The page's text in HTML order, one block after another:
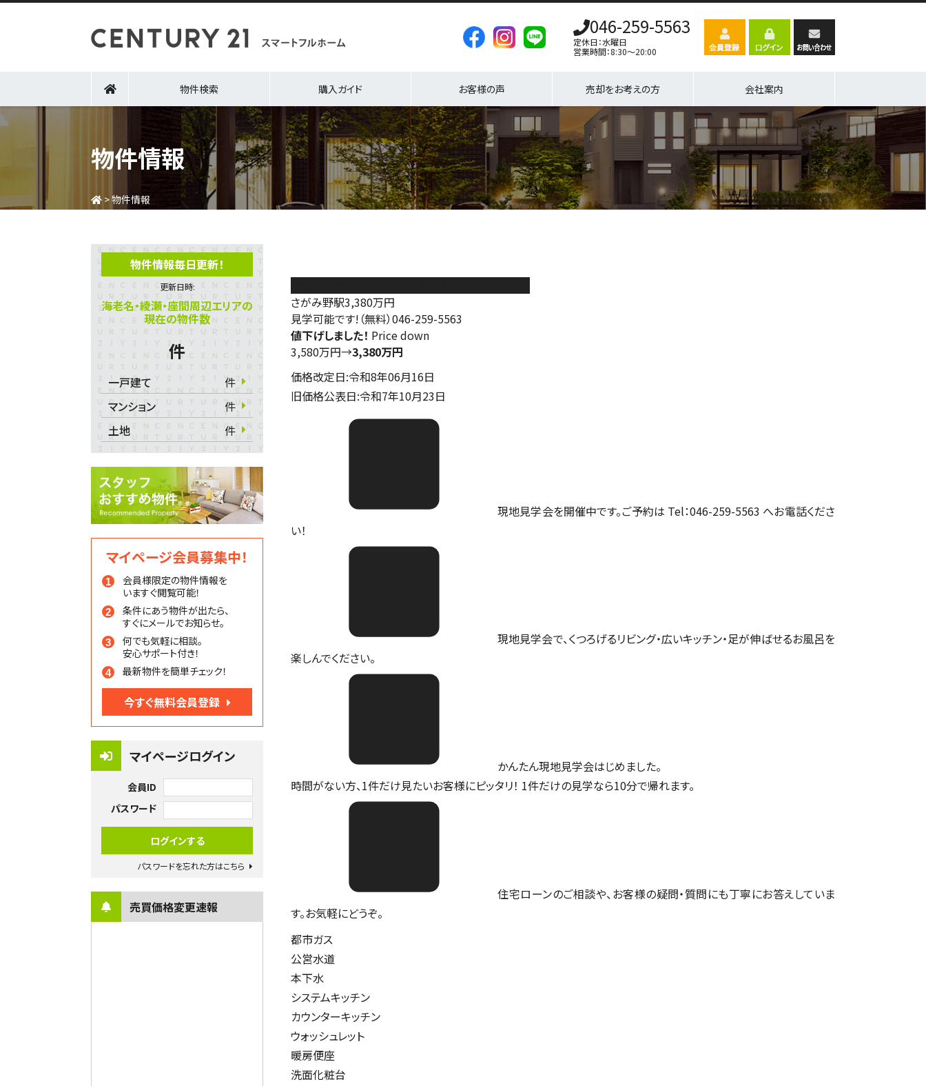
046-259-5563
定休日：水曜日
営業時間：8:30～20:00
物件検索 購入ガイド お客様の声 売却をお考えの方 会社案内
物件情報
>物件情報
物件情報毎日更新！
更新日時:
海老名・綾瀬・座間周辺エリアの
現在の物件数
件
一戸建て
件
マンション
件
土地
件
マイページ会員募集中！
会員様限定の物件情報を
いますぐ閲覧可能！
条件にあう物件が出たら、
すぐにメールでお知らせ。
何でも気軽に相談。
安心サポート付き！
最新物件を簡単チェック！
今すぐ無料会員登録
マイページログイン
会員ID
パスワード
パスワードを忘れた方はこちら
売買価格変更速報
さがみ野駅3,380万円
見学可能です!（無料）046-259-5563
値下げしました！ Price down
3,580万円→3,380万円
価格改定日:令和8年06月16日
旧価格公表日:令和7年10月23日
現地見学会を開催中です。ご予約は Tel：046-259-5563 へお電話くださ
い！
現地見学会で、くつろげるリビング・広いキッチン・足が伸ばせるお風呂を
楽しんでください。
かんたん現地見学会はじめました。
時間がない方、1件だけ見たいお客様にピッタリ！ 1件だけの見学なら10分で帰れます。
住宅ローンのご相談や、お客様の疑問・質問にも丁寧にお答えしていま
す。お気軽にどうぞ。
都市ガス
公営水道
本下水
システムキッチン
カウンターキッチン
ウォッシュレット
暖房便座
洗面化粧台